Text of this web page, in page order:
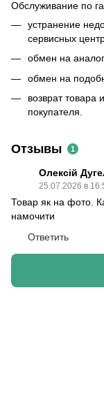
Обслуживание по
устранение
сервисных
обмен на
обмен на
возврат товара
покупателя.
Отзывы 1
Олексій
25.07.2026 в
Товар як на фото.
намочити
Ответить